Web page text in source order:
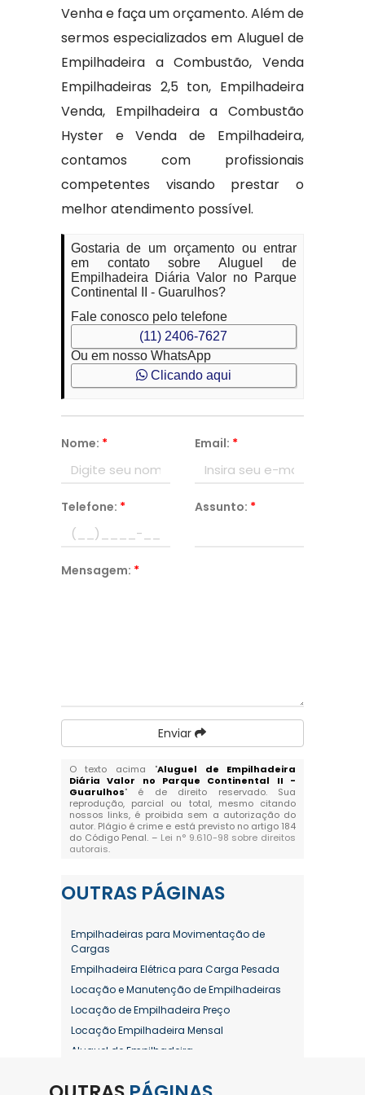
Venha e faça um orçamento. Além de
sermos especializados em Aluguel de
Empilhadeira a Combustão, Venda
Empilhadeiras 2,5 ton, Empilhadeira
Venda, Empilhadeira a Combustão
Hyster e Venda de Empilhadeira,
contamos com profissionais
competentes visando prestar o
melhor atendimento possível.
Gostaria de um orçamento ou entrar
em contato sobre Aluguel de
Empilhadeira Diária Valor no Parque
Continental II - Guarulhos?
Fale conosco pelo telefone
(11) 2406-7627
Ou em nosso WhatsApp
Clicando aqui
Nome: * Email: *
Telefone: * Assunto: *
Mensagem: *
Enviar
O texto acima "Aluguel de Empilhadeira
Diária Valor no Parque Continental II -
Guarulhos" é de direito reservado. Sua
reprodução, parcial ou total, mesmo citando
nossos links, é proibida sem a autorização do
autor. Plágio é crime e está previsto no artigo 184
do Código Penal. – Lei n° 9.610-98 sobre direitos
autorais.
OUTRAS PÁGINAS
Empilhadeiras para Movimentação de
Cargas
Empilhadeira Elétrica para Carga Pesada
Locação e Manutenção de Empilhadeiras
Locação de Empilhadeira Preço
Locação Empilhadeira Mensal
Aluguel de Empilhadeira
Aluguel de Empilhadeira Diária Valor